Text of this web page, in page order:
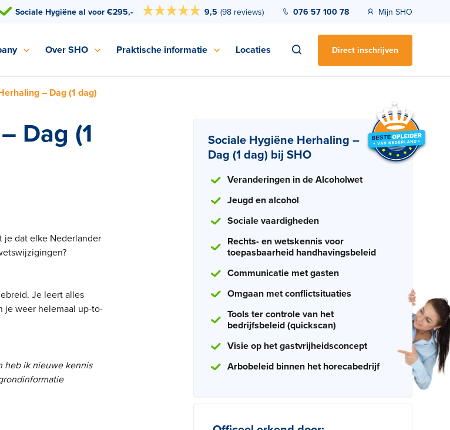
Sociale Hygiëne al voor €295,- 9,5 (98 reviews) 076 57 100 78 Mijn SHO
Over SHO Praktische informatie Locaties Direct inschrijven
– Dag (1 dag)
Dag (1
je dat elke Nederlander
Je leert alles
je weer helemaal up-to-
heb ik nieuwe kennis
Sociale Hygiëne Herhaling –
Dag (1 dag) bij SHO
Veranderingen in de Alcoholwet
Jeugd en alcohol
Sociale vaardigheden
Rechts- en wetskennis voor
toepasbaarheid handhavingsbeleid
Communicatie met gasten
Omgaan met conflictsituaties
Tools ter controle van het
bedrijfsbeleid (quickscan)
Visie op het gastvrijheidsconcept
Arbobeleid binnen het horecabedrijf